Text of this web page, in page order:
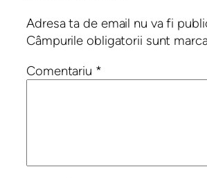
Adresa ta de email nu va fi
Câmpurile obligatorii sunt
Comentariu *